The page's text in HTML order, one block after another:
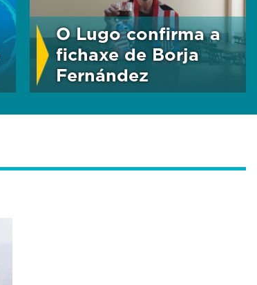
O Lugo confirma a
fichaxe de Borja
Fernández